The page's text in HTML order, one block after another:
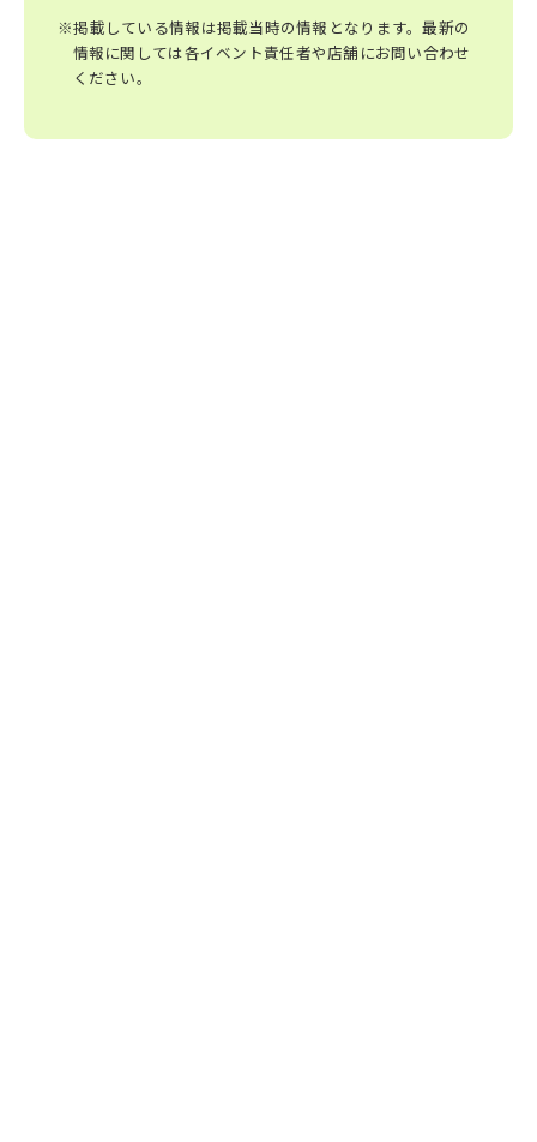
※掲載している情報は掲載当時の情報となります。最新の
情報に関しては各イベント責任者や店舗にお問い合わせ
ください。